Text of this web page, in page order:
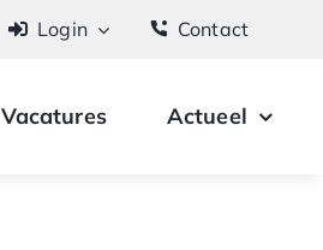
Login Contact
Vacatures Actueel